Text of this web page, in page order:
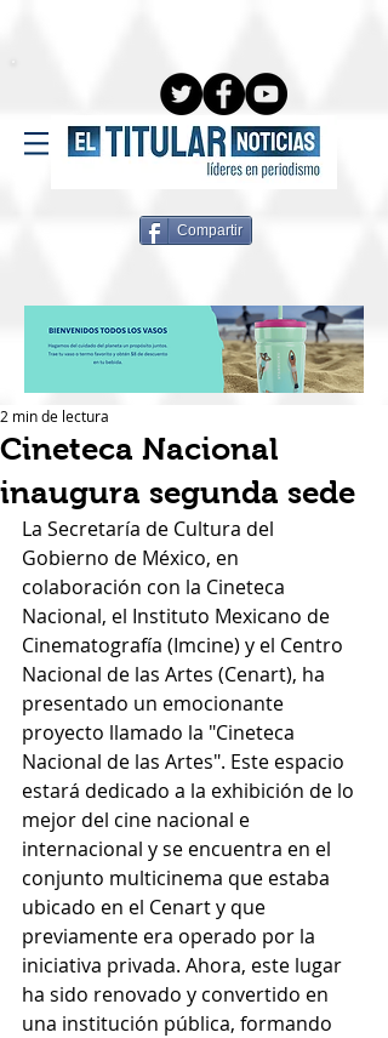
Compartir
Cineteca Nacional
inaugura segunda sede
2 min de lectura
La Secretaría de Cultura del
Gobierno de México, en
colaboración con la Cineteca
Nacional, el Instituto Mexicano de
Cinematografía (Imcine) y el Centro
Nacional de las Artes (Cenart), ha
presentado un emocionante
proyecto llamado la "Cineteca
Nacional de las Artes". Este espacio
estará dedicado a la exhibición de lo
mejor del cine nacional e
internacional y se encuentra en el
conjunto multicinema que estaba
ubicado en el Cenart y que
previamente era operado por la
iniciativa privada. Ahora, este lugar
ha sido renovado y convertido en
una institución pública, formando